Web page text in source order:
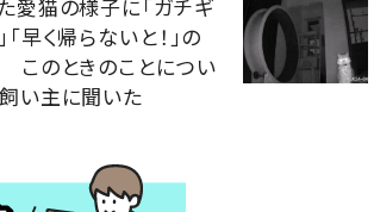
愛猫の様子に「ガチギ
「早く帰らないと！」の
このときのことについ
い主に聞いた